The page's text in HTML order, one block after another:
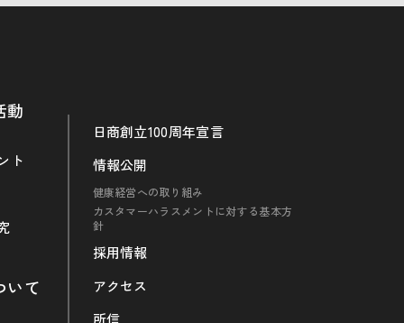
動
ト
いて
日商創立100周年宣言
情報公開
健康経営への取り組み
カスタマーハラスメントに対する基本方
針
採用情報
アクセス
所信